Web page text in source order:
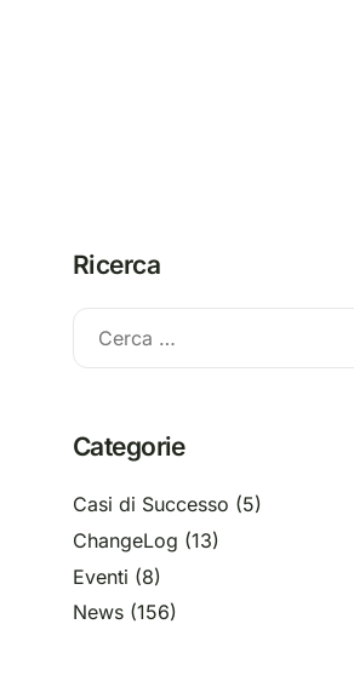
Ricerca
Categorie
Casi di Successo (5)
ChangeLog (13)
Eventi (8)
News (156)